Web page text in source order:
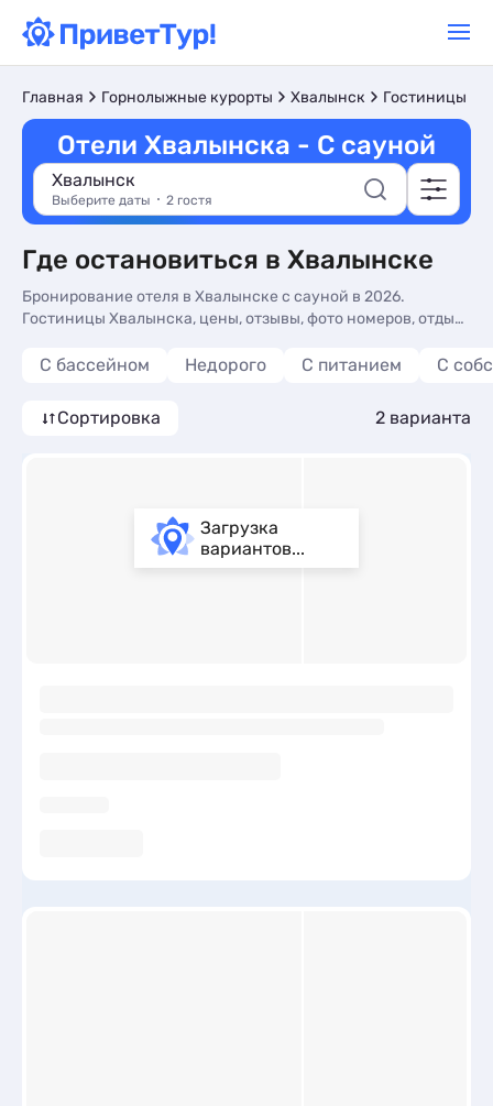
Главная Горнолыжные курорты Хвалынск Гостиницы и
Отели Хвалынска - С сауной
Хвалынск
Выберите даты 2 гостя
Где остановиться в Хвалынске
Бронирование отеля в Хвалынске с сауной в 2026.
Гостиницы Хвалынска, цены, отзывы, фото номеров, отдых
С бассейном Недорого С питанием С
Сортировка 2 варианта
Загрузка
вариантов...